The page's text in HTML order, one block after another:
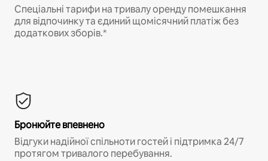
Спеціальні тарифи на тривалу оренду помешкання
для відпочинку та єдиний щомісячний платіж без
додаткових зборів.*
Бронюйте впевнено
Відгуки надійної спільноти гостей і підтримка 24/7
протягом тривалого перебування.